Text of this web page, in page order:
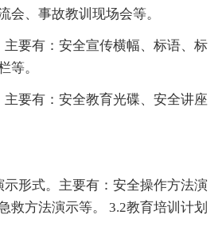
会、事故教训现场会等。
主要有：安全宣传横幅、标语、标
等。
主要有：安全教育光碟、安全讲座
示形式。主要有：安全操作方法演
救方法演示等。 3.2教育培训计划